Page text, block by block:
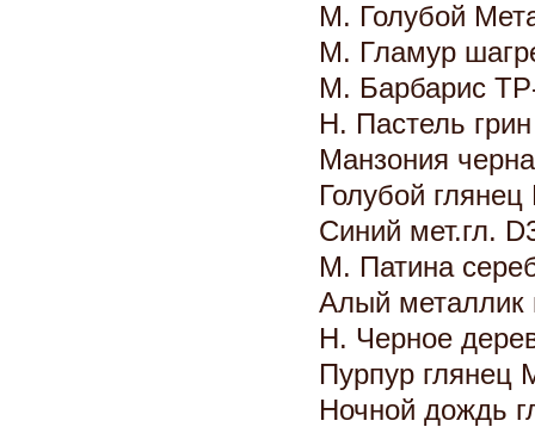
М. Голубой
М. Гламур
М. Барбарис
Н. Пастель
Манзония
Голубой
Синий мет.гл.
М. Патина
Алый металлик
Н. Черное
Пурпур глянец
Ночной дождь